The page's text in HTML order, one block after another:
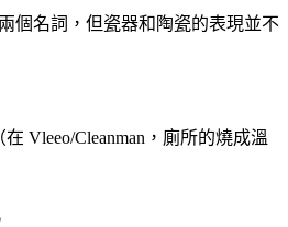
個名詞，但瓷器和陶瓷的表現並不
Vleeo/Cleanman，廁所的燒成溫